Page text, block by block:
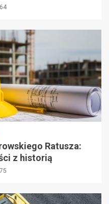
64
Ratusza:
z historią
75